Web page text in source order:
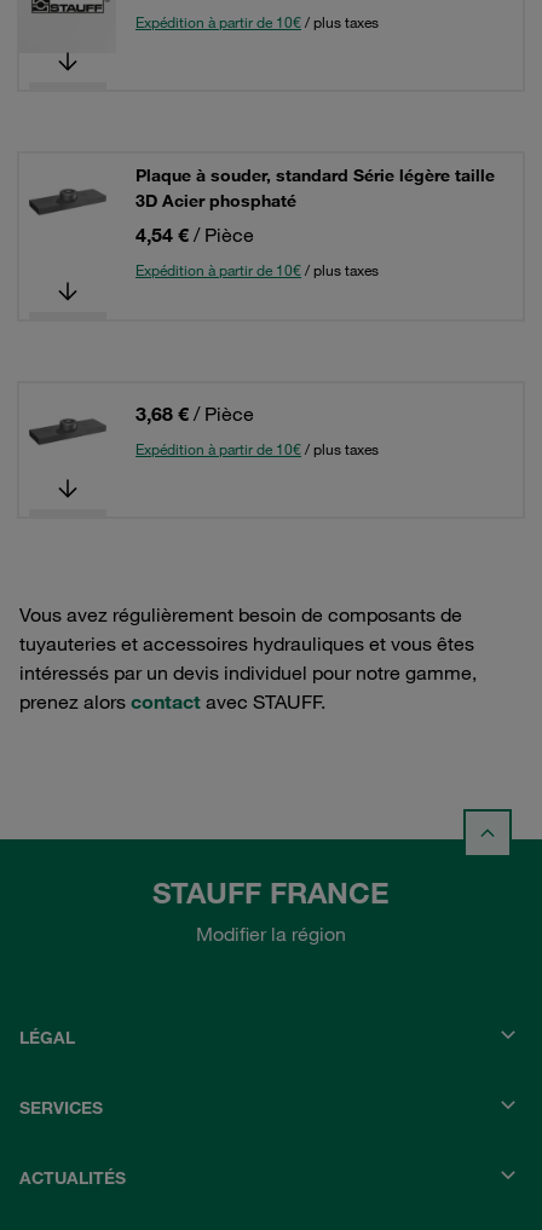
Expédition à partir de 10€/ plus taxes
Plaque à souder, standard Série légère taille
3D Acier phosphaté
4,54 € / Pièce
Expédition à partir de 10€/ plus taxes
3,68 € / Pièce
Expédition à partir de 10€/ plus taxes
Vous avez régulièrement besoin de composants de
tuyauteries et accessoires hydrauliques et vous êtes
intéressés par un devis individuel pour notre gamme,
prenez alors contact avec STAUFF.
STAUFF FRANCE
Modifier la région
LÉGAL
SERVICES
ACTUALITÉS